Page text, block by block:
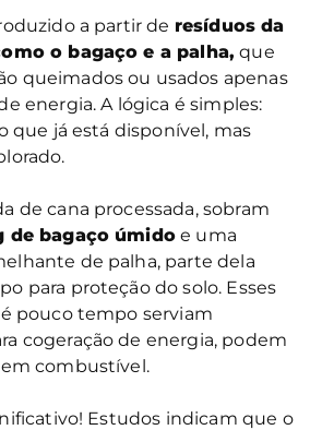
a partir de resíduos da
o bagaço e a palha, que
queimados ou usados apenas
energia. A lógica é simples:
que já está disponível, mas
de cana processada, sobram
de bagaço úmidoe uma
de palha, parte dela
para proteção do solo. Esses
pouco tempo serviam
cogeração de energia, podem
combustível.
Estudos indicam que o